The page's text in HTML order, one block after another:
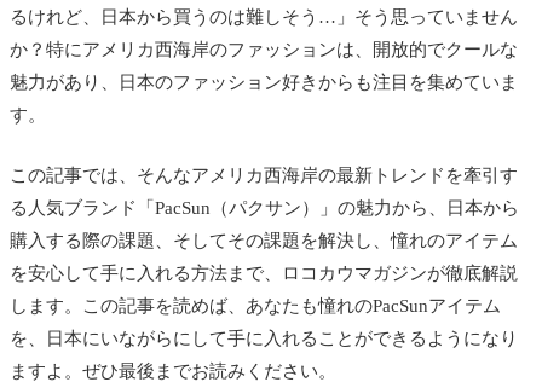
るけれど、日本から買うのは難しそう…」そう思っていません
か？特にアメリカ西海岸のファッションは、開放的でクールな
魅力があり、日本のファッション好きからも注目を集めていま
す。
この記事では、そんなアメリカ西海岸の最新トレンドを牽引す
る人気ブランド「PacSun（パクサン）」の魅力から、日本から
購入する際の課題、そしてその課題を解決し、憧れのアイテム
を安心して手に入れる方法まで、ロコカウマガジンが徹底解説
します。この記事を読めば、あなたも憧れのPacSunアイテム
を、日本にいながらにして手に入れることができるようになり
ますよ。ぜひ最後までお読みください。